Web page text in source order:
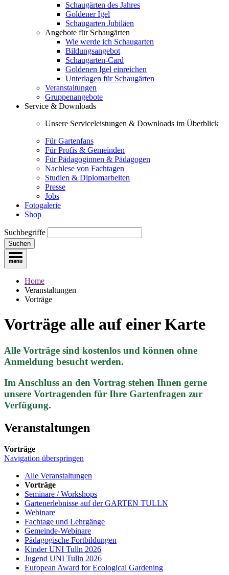
Schaugärten des Jahres
Goldener Igel
Schaugarten Jubiläen
Angebote für Schaugärten
Wie werde ich Schaugarten
Bildungsangebot
Schaugarten-Card
Goldenen Igel einreichen
Unterlagen für Schaugärten
Veranstaltungen
Gruppenangebote
Service & Downloads
Unsere Serviceleistungen & Downloads im Überblick
Für Gartenfans
Für Profis & Gemeinden
Für Pädagoginnen & Pädagogen
Nachlese von Fachtagen
Studien & Diplomarbeiten
Presse
Jobs
Fotogalerie
Shop
Suchbegriffe
Suchen
Home
Veranstaltungen
Vorträge
Vorträge alle auf einer Karte
Alle Vorträge sind kostenlos und können ohne
Anmeldung besucht werden.
Im Anschluss an den Vortrag stehen Ihnen gerne
unsere Vortragenden für Ihre Gartenfragen zur
Verfügung.
Veranstaltungen
Vorträge
Navigation überspringen
Alle Veranstaltungen
Vorträge
Seminare / Workshops
Gartenerlebnisse auf der GARTEN TULLN
Webinare
Fachtage und Lehrgänge
Gemeinde-Webinare
Pädagogische Fortbildungen
Kinder UNI Tulln 2026
Jugend UNI Tulln 2026
European Award for Ecological Gardening